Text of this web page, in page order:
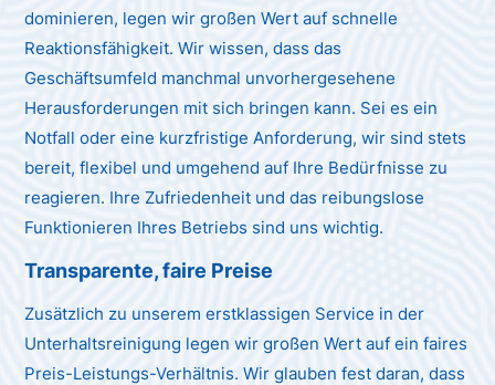
dominieren, legen wir großen Wert auf schnelle
Reaktionsfähigkeit. Wir wissen, dass das
Geschäftsumfeld manchmal unvorhergesehene
Herausforderungen mit sich bringen kann. Sei es ein
Notfall oder eine kurzfristige Anforderung, wir sind stets
bereit, flexibel und umgehend auf Ihre Bedürfnisse zu
reagieren. Ihre Zufriedenheit und das reibungslose
Funktionieren Ihres Betriebs sind uns wichtig.
Transparente, faire Preise
Zusätzlich zu unserem erstklassigen Service in der
Unterhaltsreinigung legen wir großen Wert auf ein faires
Preis-Leistungs-Verhältnis. Wir glauben fest daran, dass